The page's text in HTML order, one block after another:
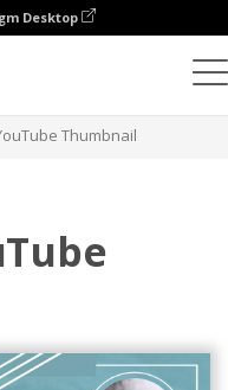
Desktop
Thumbnail